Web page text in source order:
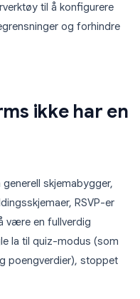
til å konfigurere
og forhindre
ikke har en
skjemabygger,
RSVP-er
være en fullverdig
la til quiz-modus (som
poengverdier), stoppet